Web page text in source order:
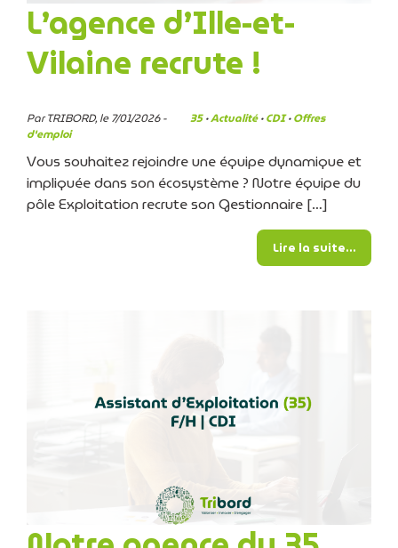
L’agence d’Ille-et-
Vilaine recrute !
Par TRIBORD, le 7/01/2026 - 35·Actualité·CDI·Offres
d'emploi
Vous souhaitez rejoindre une équipe dynamique et
impliquée dans son écosystème ? Notre équipe du
pôle Exploitation recrute son Gestionnaire […]
Lire la suite…from